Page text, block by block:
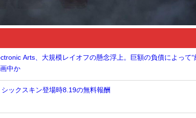
Arts、大規模レイオフの懸念浮上。巨額の負債によって“
中か
シックスキン登場時8.19の無料報酬